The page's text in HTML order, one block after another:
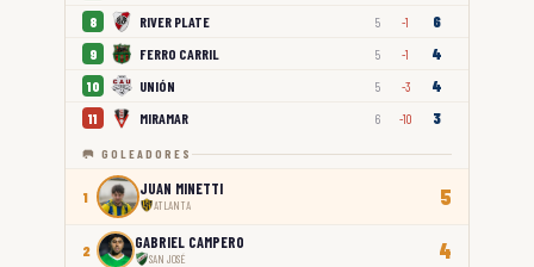
8 RIVER PLATE 5 -1 6
9 FERRO CARRIL 5 -1 4
10 UNIÓN 5 -3 4
11 MIRAMAR 6 -10 3
🥅 GOLEADORES
1 JUAN MINETTI
ATLANTA 5
2 GABRIEL CAMPERO
SAN JOSÉ 4